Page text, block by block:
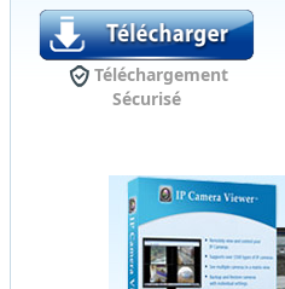
Téléchargement
Sécurisé